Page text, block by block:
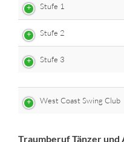
Stufe 1
Stufe 2
Stufe 3
West Coast Swing Club
Traumberuf Tänzer und